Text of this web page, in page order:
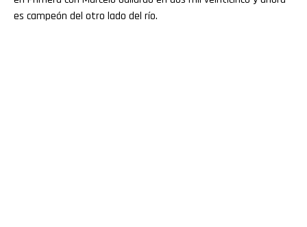
es campeón del otro lado del río.